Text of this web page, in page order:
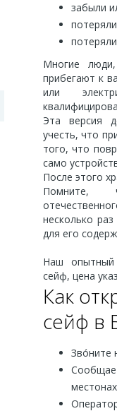
забыли
Многие
прибегают к
или
Эта версия
учесть, что
того, что
само
После этого
Помните,
несколько
для его
Наш опытный
сейф, цена
Как
сейф в
Зво́ните